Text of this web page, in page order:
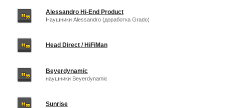
Alessandro Hi-End Product
Наушники Alessandro (доработка Grado)
Head Direct / HiFiMan
Beyerdynamic
наушники Beyerdynamic
Sunrise